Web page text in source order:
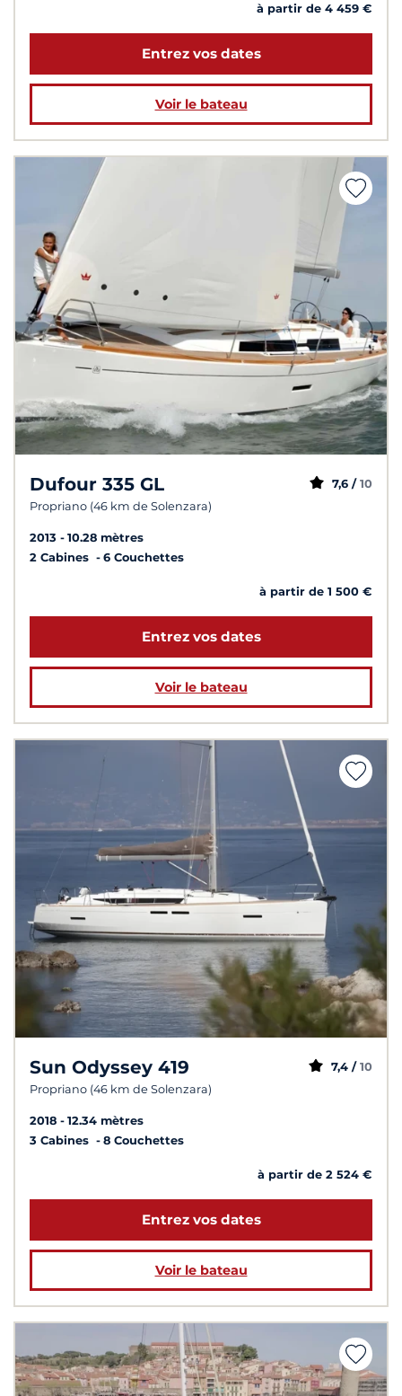
à partir de 4 459 €
Entrez vos dates
Voir le bateau
Dufour 335 GL
Propriano (46 km de Solenzara)
7,6 / 10
2013
10.28 mètres
2 Cabines
6 Couchettes
à partir de 1 500 €
Entrez vos dates
Voir le bateau
Sun Odyssey 419
Propriano (46 km de Solenzara)
7,4 / 10
2018
12.34 mètres
3 Cabines
8 Couchettes
à partir de 2 524 €
Entrez vos dates
Voir le bateau